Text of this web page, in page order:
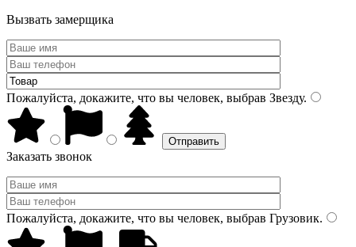
Вызвать замерщика
Пожалуйста, докажите, что вы человек, выбрав Звезду.
Заказать звонок
Пожалуйста, докажите, что вы человек, выбрав Грузовик.